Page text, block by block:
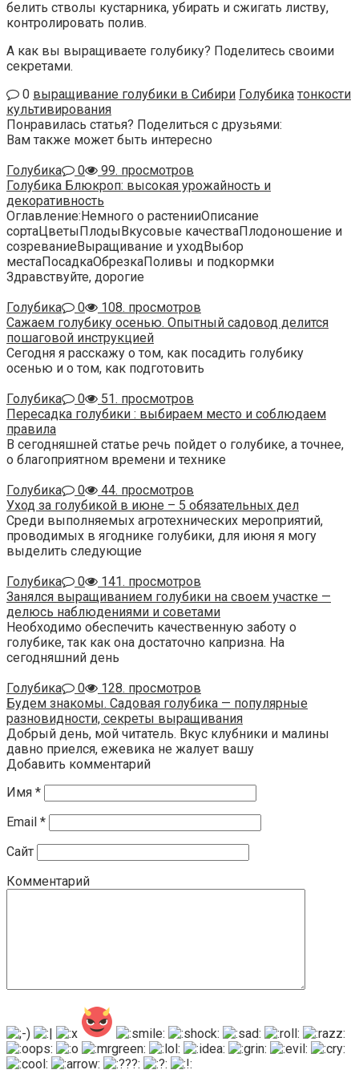
белить стволы кустарника, убирать и сжигать листву,
контролировать полив.
А как вы выращиваете голубику? Поделитесь своими
секретами.
0 выращивание голубики в Сибири Голубика тонкости
культивирования
Понравилась статья? Поделиться с друзьями:
Вам также может быть интересно
Голубика
0
99. просмотров
Голубика Блюкроп: высокая урожайность и
декоративность
Оглавление:Немного о растенииОписание
сортаЦветыПлодыВкусовые качестваПлодоношение и
созреваниеВыращивание и уходВыбор
местаПосадкаОбрезкаПоливы и подкормки
Здравствуйте, дорогие
Голубика
0
108. просмотров
Сажаем голубику осенью. Опытный садовод делится
пошаговой инструкцией
Сегодня я расскажу о том, как посадить голубику
осенью и о том, как подготовить
Голубика
0
51. просмотров
Пересадка голубики : выбираем место и соблюдаем
правила
В сегодняшней статье речь пойдет о голубике, а точнее,
о благоприятном времени и технике
Голубика
0
44. просмотров
Уход за голубикой в июне – 5 обязательных дел
Среди выполняемых агротехнических мероприятий,
проводимых в ягоднике голубики, для июня я могу
выделить следующие
Голубика
0
141. просмотров
Занялся выращиванием голубики на своем участке —
делюсь наблюдениями и советами
Необходимо обеспечить качественную заботу о
голубике, так как она достаточно капризна. На
сегодняшний день
Голубика
0
128. просмотров
Будем знакомы. Садовая голубика — популярные
разновидности, секреты выращивания
Добрый день, мой читатель. Вкус клубники и малины
давно приелся, ежевика не жалует вашу
Добавить комментарий
Имя *
Email *
Сайт
Комментарий